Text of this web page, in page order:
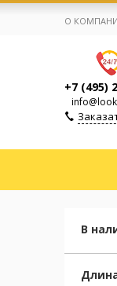
О
+7 (495)
В